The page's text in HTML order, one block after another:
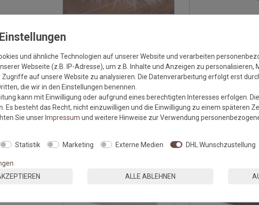
Schöner Wohnen Kunstfell
Fellteppich Delight Braun 060 vegan |
120 cm RUND
Grundpreis:29,99 €/Stück
inkl. ges. MwSt. Versandkostenfrei*
ZUM PRODUKT
Schöner Wohnen
Parkland Des.220
Wunschmass
und ähnliche Technologien auf unserer Website und verarbeiten
Webseite (z.B. IP-Adresse), um z.B. Inhalte und Anzeigen zu personalisieren,
auf unsere Website zu analysieren. Die Datenverarbeitung erfolgt erst
die wir in den Einstellungen benennen.
kann mit Einwilligung oder aufgrund eines berechtigten Interesses erfolgen.
Es besteht das Recht, nicht einzuwilligen und die Einwilligung zu einem späteren
Sie unserImpressum und weitere Hinweise zur Verwendung
Statistik Marketing Externe Medien DHL Wunschzustellung
ALLE ABLEHNEN